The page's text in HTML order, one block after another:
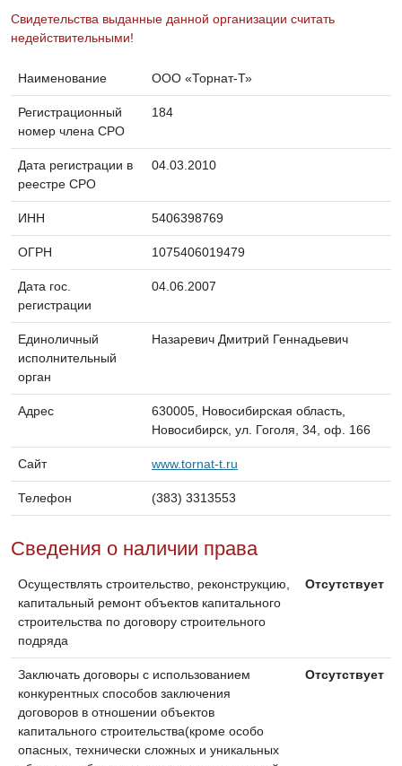
Свидетельства выданные данной организации считать
недействительными!
Наименование ООО «Торнат-Т»
Регистрационный
номер члена СРО
184
Дата регистрации в
реестре СРО
04.03.2010
ИНН 5406398769
ОГРН 1075406019479
Дата гос.
регистрации
04.06.2007
Единоличный
исполнительный
орган
Назаревич Дмитрий Геннадьевич
Адрес
630005, Новосибирская область,
Новосибирск, ул. Гоголя, 34, оф. 166
Сайт www.tornat-t.ru
Телефон (383) 3313553
Сведения о наличии права
Осуществлять строительство, реконструкцию,
капитальный ремонт объектов капитального
строительства по договору строительного
подряда
Отсутствует
Заключать договоры с использованием
конкурентных способов заключения
договоров в отношении объектов
капитального строительства(кроме особо
опасных, технически сложных и уникальных
Отсутствует